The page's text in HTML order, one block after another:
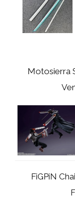
Motosierra
FiGPiN